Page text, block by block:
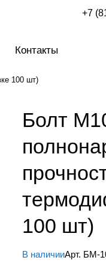
+7
Контакты
100 шт)
Болт
100 шт)
В наличииАрт. БМ-